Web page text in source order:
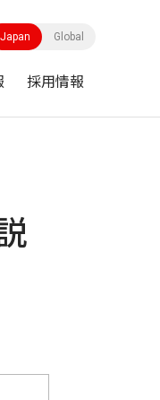
Japan Global
採用情報